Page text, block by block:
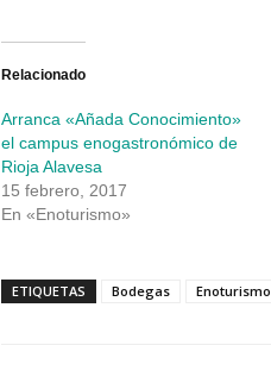
Twitter
abre
ventana
nueva)
Facebook
abre
ventana
nueva)
Relacionado
Arranca «Añada Conocimiento»
el campus enogastronómico de
Rioja Alavesa
15 febrero, 2017
En «Enoturismo»
ETIQUETAS Bodegas Enoturismo